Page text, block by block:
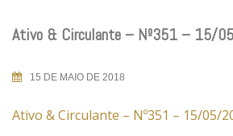
Ativo & Circulante – Nº351 – 15/
15 DE MAIO DE 2018
Ativo & Circulante – Nº351 – 15/05/